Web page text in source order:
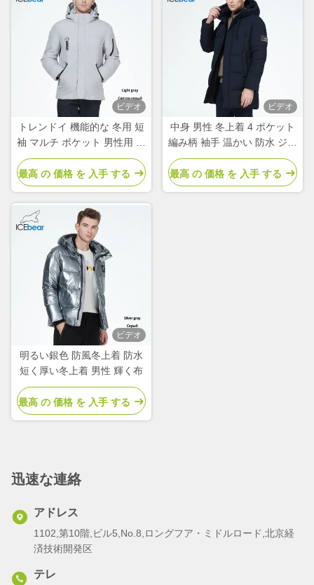
ビデオ
トレンドイ 機能的な 冬用 短
袖 マルチ ポケット 男性用 短
袖 ダウンジャケット
最高 の 価格 を 入手 する
ビデオ
中身 男性 冬上着 4 ポケット
編み柄 袖手 温かい 防水 ジャ
ケット
最高 の 価格 を 入手 する
ビデオ
明るい銀色 防風冬上着 防水
短く厚い冬上着 男性 輝く布
最高 の 価格 を 入手 する
迅速な連絡
アドレス
1102,第10階,ビル5,No.8,ロングフア・ミドルロード,北京経
済技術開発区
テレ